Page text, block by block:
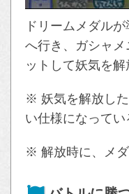
ドリームメダル
へ行き、ガシャ
ットして妖気を解
※ 妖気を解放し
い仕様になってい
※ 解放時に、メ